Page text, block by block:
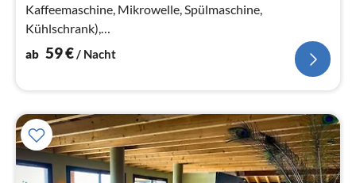
Kaffeemaschine, Mikrowelle, Spülmaschine,
Kühlschrank),
Wohn-/Schlafzimmer(Doppelschlafcouch)
ab 59€/ Nacht